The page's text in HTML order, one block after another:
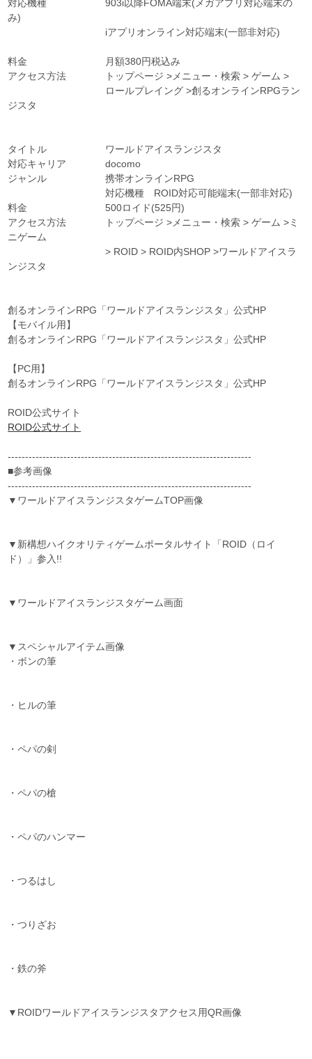
対応機種 903i以降FOMA端末(メガアプリ対応端末の
み)
iアプリオンライン対応端末(一部非対応)
料金 月額380円税込み
アクセス方法 トップページ >メニュー・検索 > ゲーム >
ロールプレイング >創るオンラインRPGラン
ジスタ
タイトル ワールドアイスランジスタ
対応キャリア docomo
ジャンル 携帯オンラインRPG
対応機種 ROID対応可能端末(一部非対応)
料金 500ロイド(525円)
アクセス方法 トップページ >メニュー・検索 > ゲーム >ミ
ニゲーム
> ROID > ROID内SHOP >ワールドアイスラ
ンジスタ
創るオンラインRPG「ワールドアイスランジスタ」公式HP
【モバイル用】
創るオンラインRPG「ワールドアイスランジスタ」公式HP
【PC用】
創るオンラインRPG「ワールドアイスランジスタ」公式HP
ROID公式サイト
ROID公式サイト
----------------------------------------------------------------------
■参考画像
----------------------------------------------------------------------
▼ワールドアイスランジスタゲームTOP画像
▼新構想ハイクオリティゲームポータルサイト「ROID（ロイ
ド）」参入!!
▼ワールドアイスランジスタゲーム画面
▼スペシャルアイテム画像
・ボンの筆
・ヒルの筆
・ペパの剣
・ペパの槍
・ペパのハンマー
・つるはし
・つりざお
・鉄の斧
▼ROIDワールドアイスランジスタアクセス用QR画像